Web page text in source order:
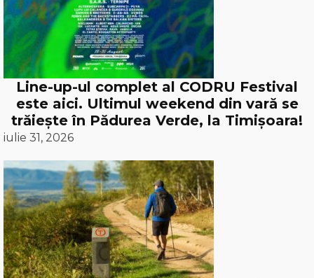
Line-up-ul complet al CODRU Festival
este aici. Ultimul weekend din vară se
trăiește în Pădurea Verde, la Timișoara!
iulie 31, 2026